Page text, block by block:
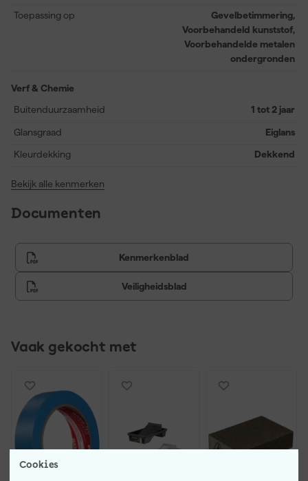
Cookies
terpentinebasis (alkyd) verf verwerk je eenvoudig met een kwast
of roller en is speciaal ontworpen voor buitengebruik. Bereid je
project voor op de beste manier en vertrouw op de kwaliteit van
Toepassing op
Gevelbetimmering,
Voorbehandeld kunststof,
Voorbehandelde metalen
ondergronden
Verf & Chemie
Buitenduurzaamheid
1 tot 2 jaar
Glansgraad Eiglans
Kleurdekking Dekkend
Bekijk alle kenmerken
Documenten
Kenmerkenblad
Veiligheidsblad
Vaak gekocht met